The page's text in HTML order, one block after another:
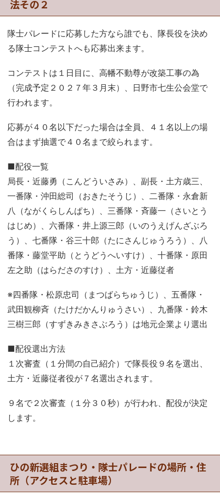
法その２
隊士パレードに応募した方なら誰でも、隊長役を決め
る隊士コンテストへも応募出来ます。
コンテストは１日目に、高幡不動尊が改築工事の為
（完成予定２０２７年３月末）、日野市七生公会堂で
行われます。
応募が４０名以下だった場合は全員、４１名以上の場
合はまず抽選で４０名まで絞られます。
■配役一覧
局長・近藤勇（こんどういさみ）、副長・土方歳三、
一番隊・沖田総司（おきたそうじ）、二番隊・永倉新
八（ながくらしんぱち）、三番隊・斉藤一（さいとう
はじめ）、六番隊・井上源三郎（いのうえげんざぶろ
う）、七番隊・谷三十郎（たにさんじゅうろう）、八
番隊・藤堂平助（とうどうへいすけ）、十番隊・原田
左之助（はらださのすけ）、土方・近藤従者
※四番隊・松原忠司（まつばらちゅうじ）、五番隊・
武田観柳斉（たけだかんりゅうさい）、九番隊・鈴木
三樹三郎（すずきみきさぶろう）は地元企業より選出
■配役選出方法
１次審査（１分間の自己紹介）で隊長役９名を選出、
土方・近藤従者役が７名選出されます。
９名で２次審査（１分３０秒）が行われ、配役が決定
します。
ひの新選組まつり・隊士パレードの場所・住
所（アクセスと駐車場）